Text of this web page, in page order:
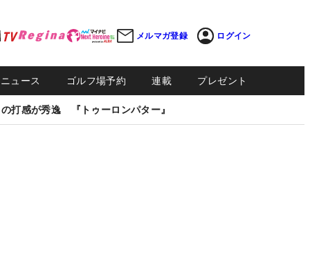
メルマガ登録 ログイン
ュース ゴルフ場予約 連載 プレゼント
打感が秀逸 『トゥーロンパター』